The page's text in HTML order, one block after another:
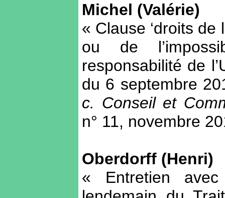
Michel (Valérie)
« Clause ‘droits de
ou de
responsabilité de
du 6 septembre
c. Conseil et
n° 11, novembre
Oberdorff (Henri)
« Entretien